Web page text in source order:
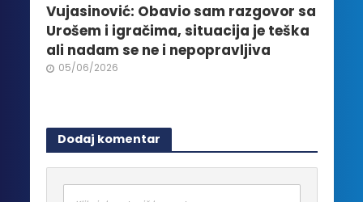
Vujasinović: Obavio sam razgovor sa
Urošem i igračima, situacija je teška
ali nadam se ne i nepopravljiva
05/06/2026
Dodaj komentar